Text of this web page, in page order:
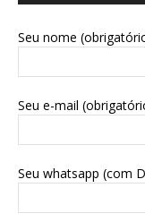
Seu nome
Seu e-mail
Seu whatsapp (com